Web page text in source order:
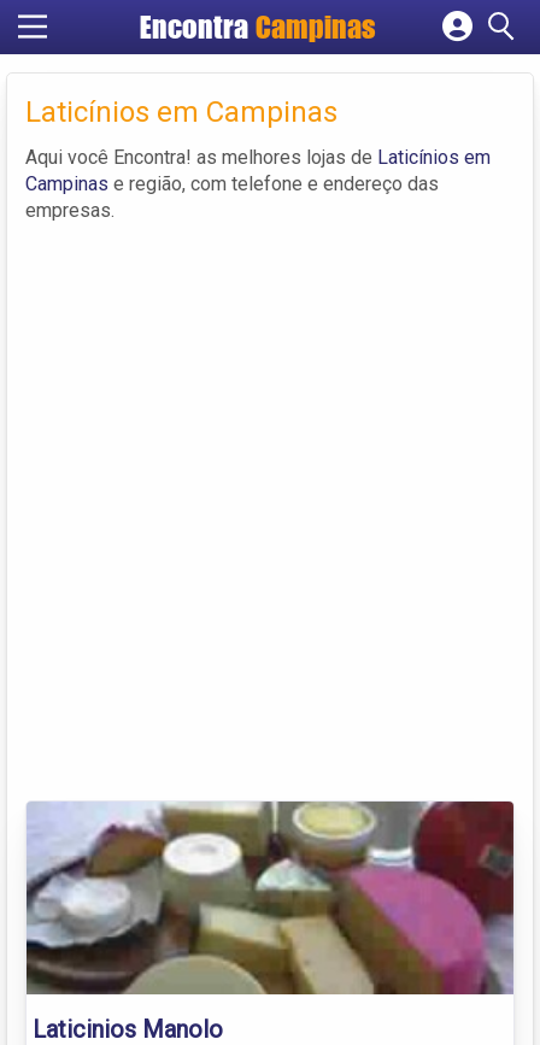
Encontra Campinas
Cadastrar empresa
Criar conta
Laticínios em Campinas
Aqui você Encontra! as melhores lojas de Laticínios em
Campinas e região, com telefone e endereço das
empresas.
Laticinios Manolo